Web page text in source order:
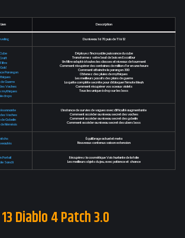
Lien Description
Du niveau 1 à 70 puis de T1 à 12
Cube
Craft
Filtre
Gold
Parangon
de Guerre
Vaches
mythiques
drops
Déployez l'incroyable puissance du cube
Transformez votre bout de bois en Excalibur
Un filtre adapté à toutes les classes et niveaux de tourment
Comment récupérer des centaines de million d'or en une heure
Comment atteindre le parangon 300
Obtenez des pluies de mythiques
Les meilleurs passifs des plans de guerre
La quête complète secrète pour débloquer l'émote Meuh
Comment récupérer vos sceaux violets
Tous les unique à drop sur les boss
Vaches
de Gobelin
de Némésis
L'instance de survies de vagues avec difficulté augmentante
Comment accéder au niveau secret des vaches
Comment accéder au niveau secret des gobelin
Comment accéder au niveau secret des ubers boss
Équilibrage actuel et meta
Nouveaux contenus saison extension
Portail
Sancti
Récupérez la cosmétique Voix hurlante de la folie
Les meilleurs objets du jeu, avec patience et chance
Diablo 4 Patch 3.0